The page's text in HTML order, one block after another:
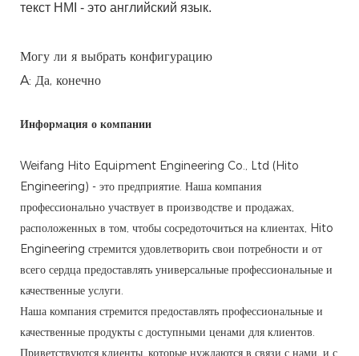
текст HMI - это английский язык.
Могу ли я выбрать конфигурацию
A: Да, конечно
Информация о компании
Weifang Hito Equipment Engineering Co., Ltd (Hito
Engineering) - это предприятие. Наша компания
профессионально участвует в производстве и продажах,
расположенных в том, чтобы сосредоточиться на клиентах, Hito
Engineering стремится удовлетворить свои потребности и от
всего сердца предоставлять универсальные профессиональные и
качественные услуги.
Наша компания стремится предоставлять профессиональные и
качественные продукты с доступными ценами для клиентов.